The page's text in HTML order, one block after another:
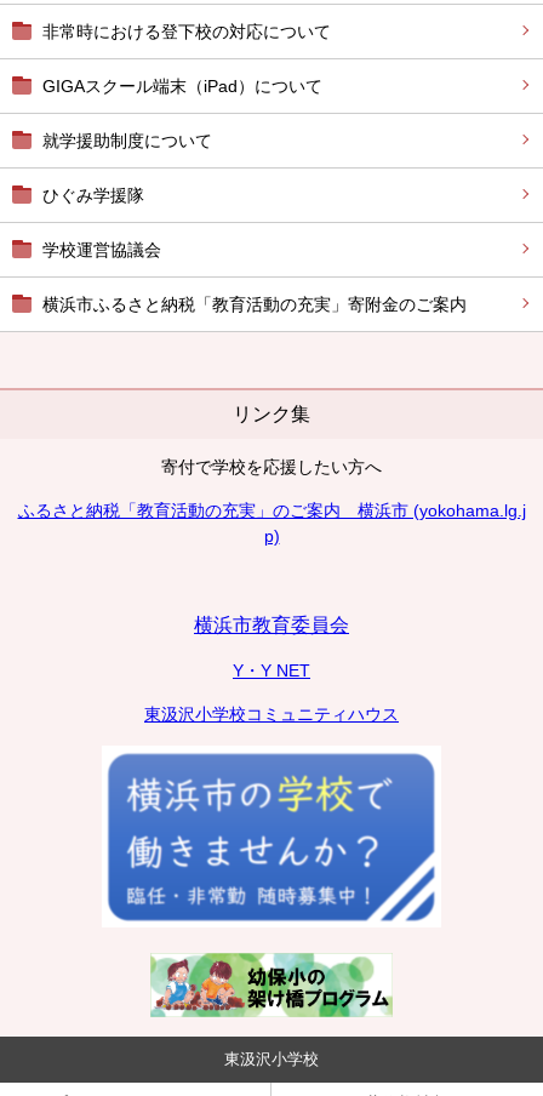
非常時における登下校の対応について
GIGAスクール端末（iPad）について
就学援助制度について
ひぐみ学援隊
学校運営協議会
横浜市ふるさと納税「教育活動の充実」寄附金のご案内
リンク集
寄付で学校を応援したい方へ
ふるさと納税「教育活動の充実」のご案内 横浜市 (yokohama.lg.j
p)
横浜市教育委員会
Y・Y NET
東汲沢小学校コミュニティハウス
東汲沢小学校